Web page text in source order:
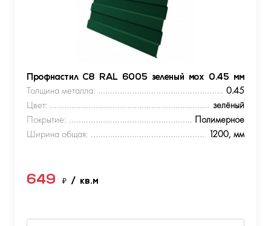
Профнастил С8 RAL 6005 зеленый мох 0.45 мм
Толщина металла:
0.45
Цвет:
зелёный
Покрытие:
Полимерное
Ширина общая:
1200, мм
649 ₽ / кв.м